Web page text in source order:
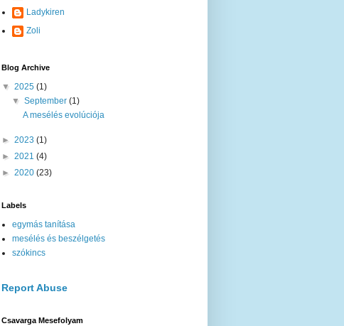
Ladykiren
Zoli
Blog Archive
▼ 2025 (1)
▼September(1)
A mesélés evolúciója
► 2023 (1)
► 2021 (4)
► 2020 (23)
Labels
egymás tanítása
mesélés és beszélgetés
szókincs
Report Abuse
Csavarga Mesefolyam